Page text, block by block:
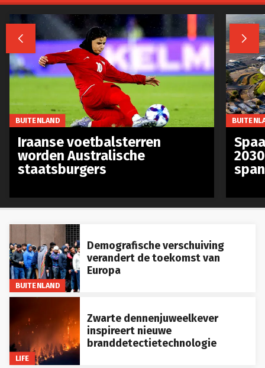
BUITENLAND
Demografische verschuiving
verandert de toekomst van
Europa
LIFE
Zwarte dennenjuweelkever
inspireert nieuwe
branddetectietechnologie
 
BUITENLAND
Iraanse voetbalsterren
worden Australische
staatsburgers